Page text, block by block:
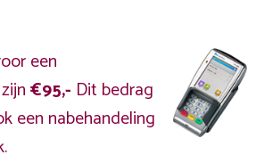
een
€95,- Dit bedrag
een nabehandeling